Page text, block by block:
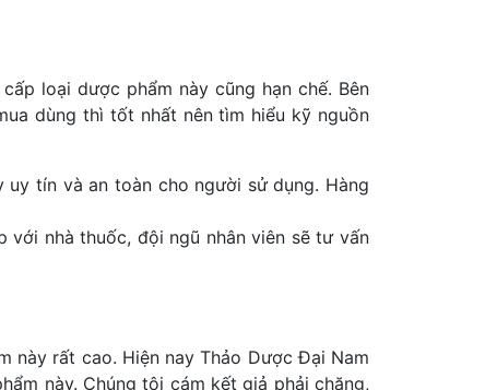
loại dược phẩm này cũng hạn chế. Bên
dùng thì tốt nhất nên tìm hiểu kỹ nguồn
tín và an toàn cho người sử dụng. Hàng
nhà thuốc, đội ngũ nhân viên sẽ tư vấn
này rất cao. Hiện nay Thảo Dược Đại Nam
này. Chúng tôi cám kết giả phải chăng,